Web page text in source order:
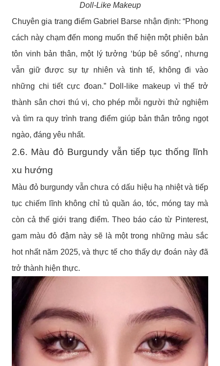
Doll-Like Makeup
Chuyên gia trang điểm Gabriel Barse nhận định: “Phong
cách này chạm đến mong muốn thể hiện một phiên bản
tôn vinh bản thân, một lý tưởng ‘búp bê sống’, nhưng
vẫn giữ được sự tự nhiên và tinh tế, không đi vào
những chi tiết cực đoan.” Doll-like makeup vì thế trở
thành sân chơi thú vị, cho phép mỗi người thử nghiệm
và tìm ra quy trình trang điểm giúp bản thân trông ngọt
ngào, đáng yêu nhất.
2.6. Màu đỏ Burgundy vẫn tiếp tục thống lĩnh
xu hướng
Màu đỏ burgundy vẫn chưa có dấu hiệu hạ nhiệt và tiếp
tục chiếm lĩnh không chỉ tủ quần áo, tóc, móng tay mà
còn cả thế giới trang điểm. Theo báo cáo từ Pinterest,
gam màu đỏ đậm này sẽ là một trong những màu sắc
hot nhất năm 2025, và thực tế cho thấy dự đoán này đã
trở thành hiện thực.